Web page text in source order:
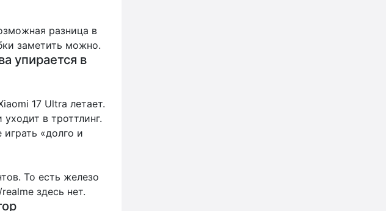
разница в
заметить можно.
упирается в
17 Ultra летает.
в троттлинг.
«долго и
То есть железо
здесь нет.